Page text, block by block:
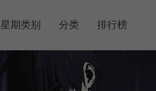
星期类别 分类 排行榜